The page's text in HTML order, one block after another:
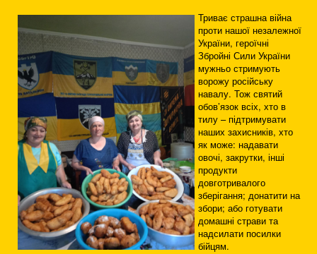
Триває страшна війна
проти нашої незалежної
України, героїчні
Збройні Сили України
мужньо стримують
ворожу російську
навалу. Тож святий
обов’язок всіх, хто в
тилу – підтримувати
наших захисників, хто
як може: надавати
овочі, закрутки, інші
продукти
довготривалого
зберігання; донатити на
збори; або готувати
домашні страви та
надсилати посилки
бійцям.